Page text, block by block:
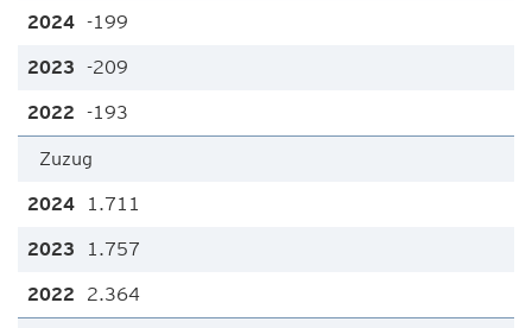
-199
-209
-193
Zuzug
1.711
1.757
2.364